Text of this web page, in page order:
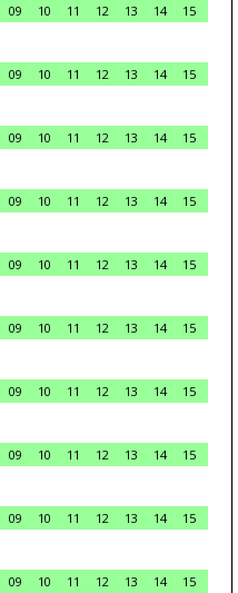
09 10 11 12 13 14
15
09 10 11 12 13 14
15
09 10 11 12 13 14
15
09 10 11 12 13 14
15
09 10 11 12 13 14
15
09 10 11 12 13 14
15
09 10 11 12 13 14
15
09 10 11 12 13 14
15
09 10 11 12 13 14
15
09 10 11 12 13 14
15